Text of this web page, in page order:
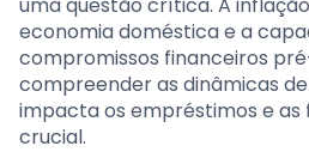
economia doméstica e a
compromissos financeiros
compreender as dinâmicas
impacta os empréstimos e as
crucial.